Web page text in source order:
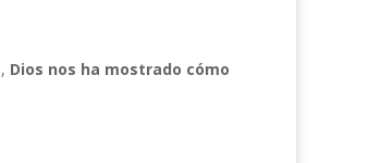
Dios nos ha mostrado cómo